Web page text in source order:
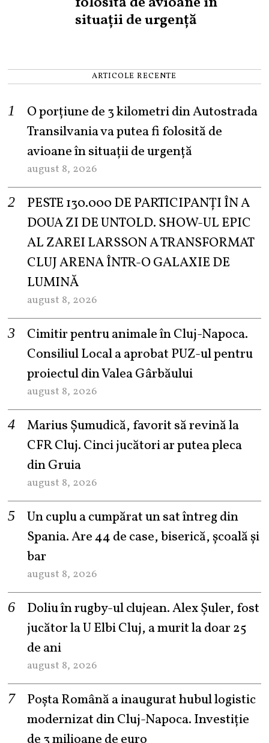
situații de urgență
ARTICOLE RECENTE
O porțiune de 3 kilometri din Autostrada
Transilvania va putea fi folosită de
avioane în situații de urgență
august 8, 2026
PESTE 130.000 DE PARTICIPANȚI ÎN A
DOUA ZI DE UNTOLD. SHOW-UL EPIC
AL ZAREI LARSSON A TRANSFORMAT
CLUJ ARENA ÎNTR-O GALAXIE DE
LUMINĂ
august 8, 2026
Cimitir pentru animale în Cluj-Napoca.
Consiliul Local a aprobat PUZ-ul pentru
proiectul din Valea Gârbăului
august 8, 2026
Marius Șumudică, favorit să revină la
CFR Cluj. Cinci jucători ar putea pleca
din Gruia
august 8, 2026
Un cuplu a cumpărat un sat întreg din
Spania. Are 44 de case, biserică, școală și
bar
august 8, 2026
Doliu în rugby-ul clujean. Alex Șuler, fost
jucător la U Elbi Cluj, a murit la doar 25
de ani
august 8, 2026
Poșta Română a inaugurat hubul logistic
modernizat din Cluj-Napoca. Investiție